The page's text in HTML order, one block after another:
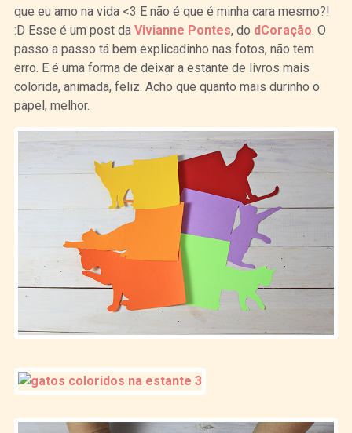
que eu amo na vida <3 E não é que é minha cara mesmo?!
:D Esse é um post da Vivianne Pontes, do dCoração. O
passo a passo tá bem explicadinho nas fotos, não tem
erro. E é uma forma de deixar a estante de livros mais
colorida, animada, feliz. Acho que quanto mais durinho o
papel, melhor.